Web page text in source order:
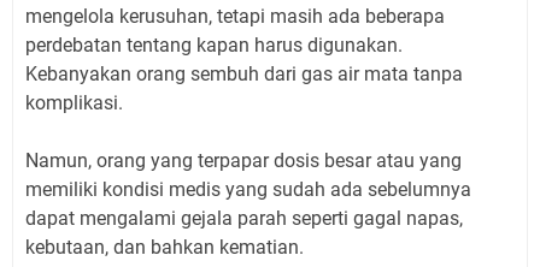
mengelola kerusuhan, tetapi masih ada beberapa
perdebatan tentang kapan harus digunakan.
Kebanyakan orang sembuh dari gas air mata tanpa
komplikasi.
Namun, orang yang terpapar dosis besar atau yang
memiliki kondisi medis yang sudah ada sebelumnya
dapat mengalami gejala parah seperti gagal napas,
kebutaan, dan bahkan kematian.